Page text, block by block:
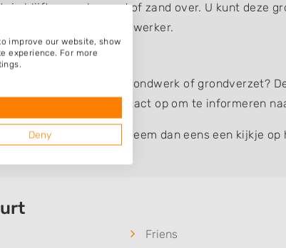
blijft er vaak grond of zand over. U kunt deze
een hovenier of grondwerker.
die u kan helpen bij grondwerk of grondverzet?
bedrijf uit en neem contact op om te informeren
dan ? Neem dan eens een kijkje
Friens
improve our website, show
experience. For more
Deny